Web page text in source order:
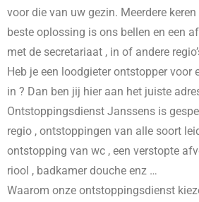
voor die van uw gezin. Meerdere
beste oplossing is ons bellen en een
met de secretariaat , in of andere
Heb je een loodgieter ontstopper voor
in ? Dan ben jij hier aan het juiste
Ontstoppingsdienst Janssens is
regio , ontstoppingen van alle soort
ontstopping van wc , een verstopte
riool , badkamer douche enz …
Waarom onze ontstoppingsdienst